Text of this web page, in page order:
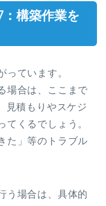
構築作業を
ています。
場合は、ここまで
見積もりやスケジ
てくるでしょう。
た」等のトラブル
う場合は、具体的